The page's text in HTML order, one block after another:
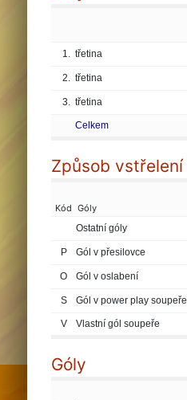
1. třetina
2. třetina
3. třetina
Celkem
Způsob vstřelení
Kód Góly
Ostatní góly
P Gól v přesilovce
O Gól v oslabení
S Gól v power play soupeře
V Vlastní gól soupeře
Góly